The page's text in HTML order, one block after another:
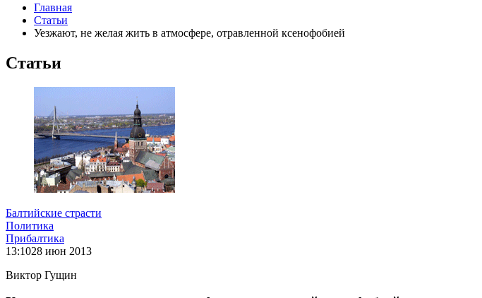
Главная
Статьи
Уезжают, не желая жить в атмосфере, отравленной ксенофобией
Статьи
Балтийские страсти
Политика
Прибалтика
13:1028 июн 2013
Виктор Гущин